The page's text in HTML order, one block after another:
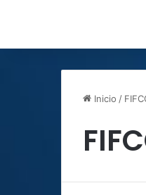
Inicio /